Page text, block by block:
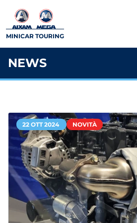
MINICAR TOURING
NEWS
22 OTT 2024 NOVITÀ